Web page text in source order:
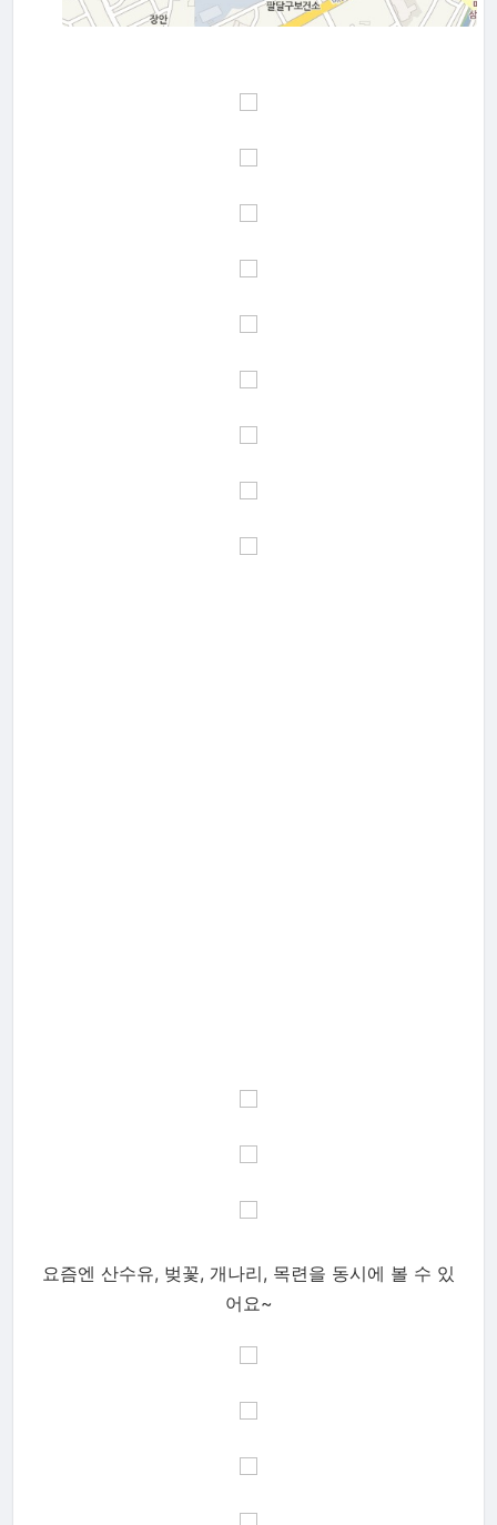
요즘엔 산수유, 벚꽃, 개나리, 목련을 동시에 볼 수 있
어요~